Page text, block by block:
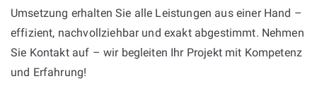
Umsetzung erhalten Sie alle Leistungen aus einer Hand –
effizient, nachvollziehbar und exakt abgestimmt. Nehmen
Sie Kontakt auf – wir begleiten Ihr Projekt mit Kompetenz
und Erfahrung!